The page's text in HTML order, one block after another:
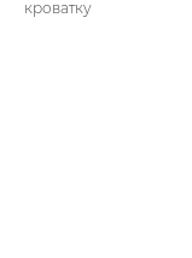
кроватку